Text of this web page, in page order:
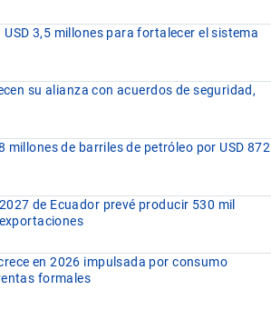
3,5 millones para fortalecer el sistema
su alianza con acuerdos de seguridad,
millones de barriles de petróleo por USD 872
de Ecuador prevé producir 530 mil
en 2026 impulsada por consumo
formales